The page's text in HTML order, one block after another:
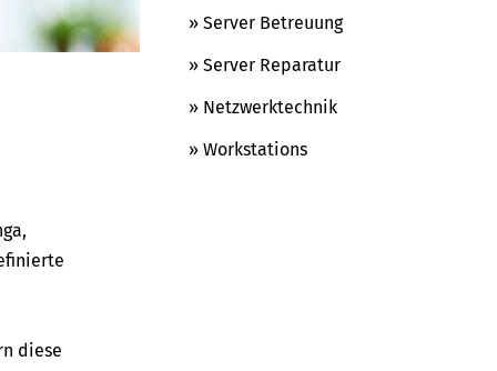
diese
» Server Betreuung
» Server Reparatur
» Netzwerktechnik
» Workstations